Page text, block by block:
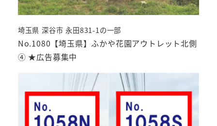
No.1080【埼玉県】ふかや花園アウトレット北側
④ ★広告募集中
埼玉県 深谷市 永田831-1の一部